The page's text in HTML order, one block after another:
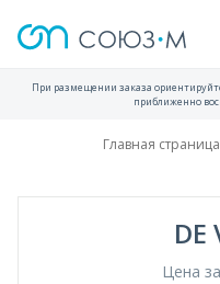
При размещении заказа
приближенно
Главная страница
DE
Цена